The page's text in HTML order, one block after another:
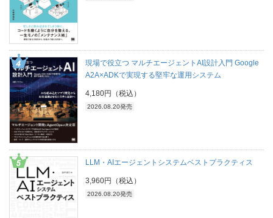
現場で役立つ マルチエージェントAI設計入門 Google
A2A×ADKで実現する堅牢な運用システム
4,180円（税込）
2026.08.20発売
LLM・AIエージェントシステムベストプラクティス
3,960円（税込）
2026.08.20発売